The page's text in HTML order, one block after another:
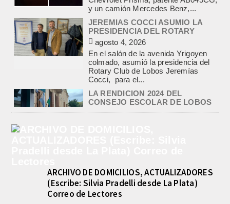
LA RENDICION 2024 DEL
CONSEJO ESCOLAR DE LOBOS
APROBADA POR EL TRIBUNAL
DE CUENTAS BONAERENSE
agosto 3, 2026
El Tribunal de Cuentas de la Provincia
de Buenos Aires aprobó formalmente
la rendición de cuentas
correspondiente al Ejercicio 2024,...
PRE-FEDERAL MASCULINO DE
BASQUET EN CADETES:
ATHLETIC JUEGA EL
se...
INFORME DE DEFENSA CIVIL
LOBOS, COLABORACION EN LA
ARCHIVO DE DOMICILIOS, ACTUALIZADORES
(Escribe: Silvia Pradelli desde La Plata)
Correo de Lectores